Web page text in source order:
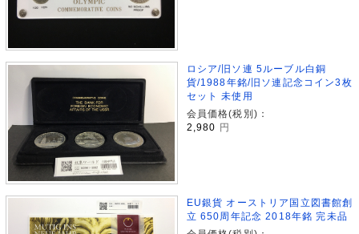
ロシア/旧ソ連 5ルーブル白銅
貨/1988年銘/旧ソ連記念コイン3枚
セット 未使用
会員価格(税別)：
2,980
円
EU銀貨 オーストリア国立図書館創
立 650周年記念 2018年銘 完未品